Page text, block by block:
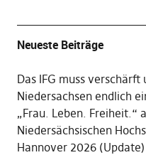
Neueste Beiträge
Das IFG muss
Niedersachsen endlich
„Frau. Leben. Freiheit.“
Niedersächsischen
Hannover 2026 (Update)